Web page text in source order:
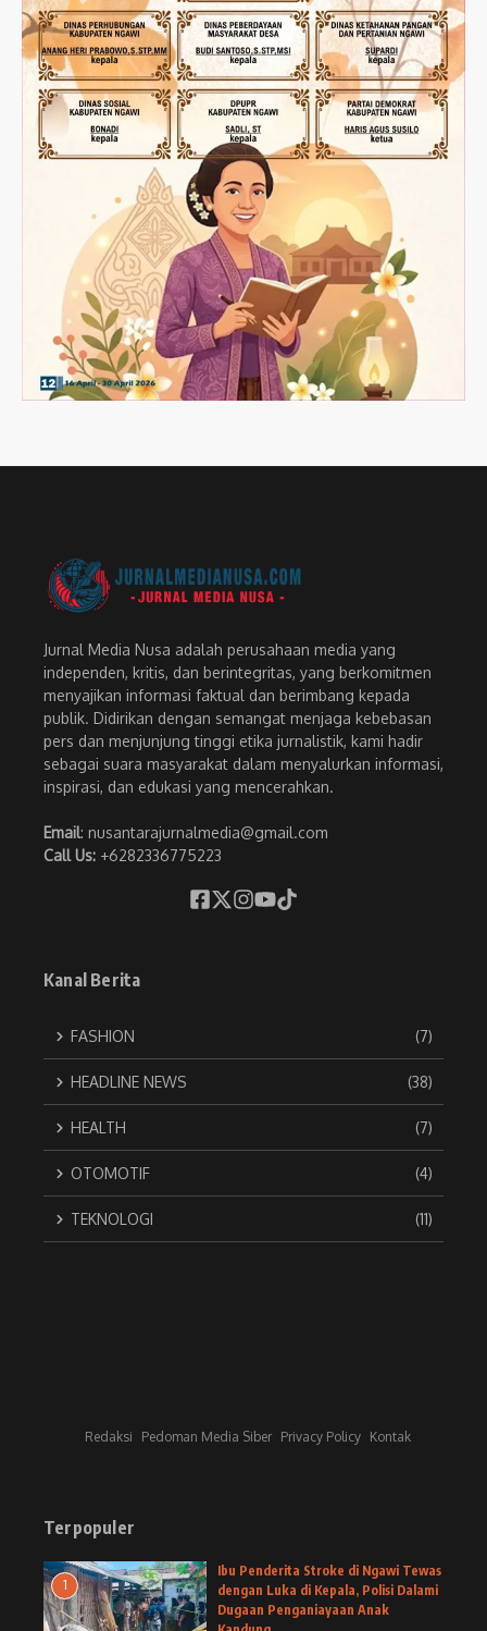
Jurnal Media Nusa adalah perusahaan media yang
independen, kritis, dan berintegritas, yang berkomitmen
menyajikan informasi faktual dan berimbang kepada
publik. Didirikan dengan semangat menjaga kebebasan
pers dan menjunjung tinggi etika jurnalistik, kami hadir
sebagai suara masyarakat dalam menyalurkan informasi,
inspirasi, dan edukasi yang mencerahkan.
Email: nusantarajurnalmedia@gmail.com
Call Us: +6282336775223
Kanal Berita
FASHION (7)
HEADLINE NEWS (38)
HEALTH (7)
OTOMOTIF (4)
TEKNOLOGI (11)
Redaksi Pedoman Media Siber Privacy Policy Kontak
Terpopuler
1
Ibu Penderita Stroke di Ngawi Tewas
dengan Luka di Kepala, Polisi Dalami
Dugaan Penganiayaan Anak